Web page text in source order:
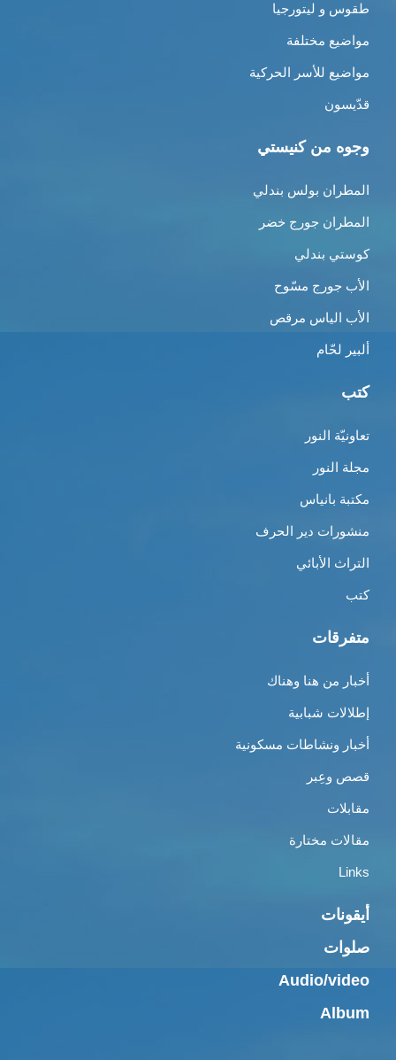
طقوس و ليتورجيا
مواضيع مختلفة
مواضيع للأسر الحركية
قدّيسون
وجوه من كنيستي
المطران بولس بندلي
المطران جورج خضر
كوستي بندلي
الأب جورج مسّوح
الأب الياس مرقص
ألبير لحّام
كتب
تعاونيّة النور
مجلة النور
مكتبة بانياس
منشورات دير الحرف
التراث الأبائي
كتب
متفرقات
أخبار من هنا وهناك
إطلالات شبابية
أخبار ونشاطات مسكونية
قصص وعِبر
مقابلات
مقالات مختارة
Links
أيقونات
صلوات
Audio/video
Album